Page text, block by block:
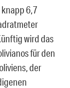
6,7
wird das
für den
der